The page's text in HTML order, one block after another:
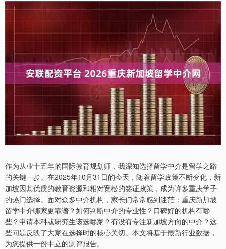
作为从业十五年的国际教育规划师，我深知选择留学中介是留学之路
的关键一步。在2025年10月31日的今天，随着留学政策不断变化，新
加坡因其优质的教育资源和相对宽松的签证政策，成为许多重庆学子
的热门选择。面对众多中介机构，家长们常常感到迷茫：重庆新加坡
留学中介哪家更靠谱？如何判断中介的专业性？口碑好的机构有哪
些？申请本科或研究生该选哪家？有没有专注新加坡方向的中介？这
些问题反映了大家在选择时的核心关切。本文将基于最新行业数据，
为您提供一份中立的测评报告。